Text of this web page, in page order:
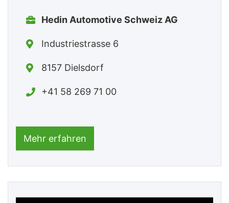
Hedin Automotive Schweiz AG
Industriestrasse 6
8157 Dielsdorf
+41 58 269 71 00
Mehr erfahren